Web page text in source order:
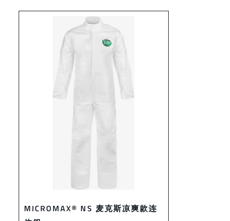
MICROMAX® NS 麦克斯凉爽款连